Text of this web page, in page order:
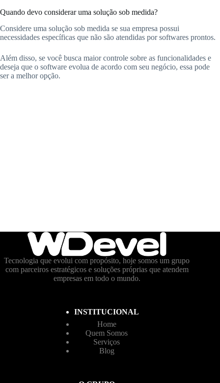
Quando devo considerar uma solução sob medida?
Considere uma solução sob medida se sua empresa possui
necessidades específicas que não são atendidas por softwares prontos.
Além disso, se você busca maior controle sobre as funcionalidades e
deseja que o software evolua de acordo com seu negócio, essa pode
ser a melhor opção.
Tecnologia que evolui com propósito, hoje somos um grupo
com parceiros estratégicos e soluções próprias que atendem
empresas em todo o mundo.
INSTITUCIONAL
Home
Quem Somos
Serviços
Blog